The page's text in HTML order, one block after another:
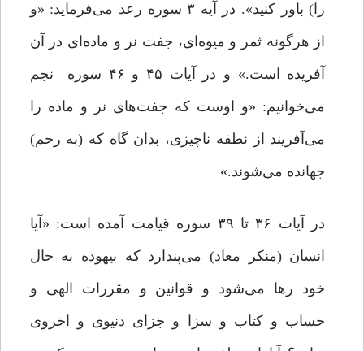
را) باور کنید». در آیه ۳ سوره رعد می‌فرماید: «و
از هرگونه ثمر و میوه‌ای، جفت نر و ماده‌ای در آن
آفریده است.» و در آیات ۴۵ و ۴۶ سوره نجم
می‌خوانیم: «و اوست که جفت‌های نر و ماده را
می‌آفریند از نطفه ناچیزی، بدان گاه که (به رحم)
جهانده می‌شوند.»
در آیات ۳۶ تا ۳۹ سوره قیامت آمده است: «آیا
انسان (منکر معاد) می‌پندارد که بیهوده به حال
خود رها می‌شود و قوانین و مقررات الهی و
حساب و کتاب و سزا و جزای دنیوی و اخروی